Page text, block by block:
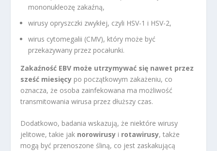
mononukleozę zakaźną,
wirusy opryszczki zwykłej, czyli HSV-1 i HSV-2,
wirus cytomegalii (CMV), który może być
przekazywany przez pocałunki.
Zakaźność EBV może utrzymywać się nawet przez
sześć miesięcy po początkowym zakażeniu, co
oznacza, że osoba zainfekowana ma możliwość
transmitowania wirusa przez dłuższy czas.
Dodatkowo, badania wskazują, że niektóre wirusy
jelitowe, takie jak norowirusy i rotawirusy, także
mogą być przenoszone śliną, co jest zaskakującą